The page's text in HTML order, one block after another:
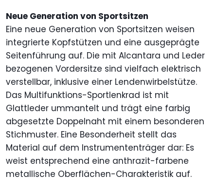
Neue Generation von Sportsitzen
Eine neue Generation von Sportsitzen weisen
integrierte Kopfstützen und eine ausgeprägte
Seitenführung auf. Die mit Alcantara und Leder
bezogenen Vordersitze sind vielfach elektrisch
verstellbar, inklusive einer Lendenwirbelstütze.
Das Multifunktions-Sportlenkrad ist mit
Glattleder ummantelt und trägt eine farbig
abgesetzte Doppelnaht mit einem besonderen
Stichmuster. Eine Besonderheit stellt das
Material auf dem Instrumententräger dar: Es
weist entsprechend eine anthrazit-farbene
metallische Oberflächen-Charakteristik auf.